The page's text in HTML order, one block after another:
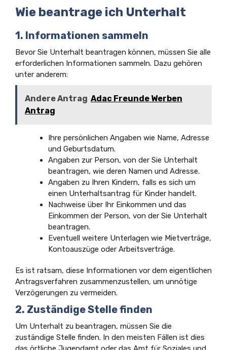
Wie beantrage ich Unterhalt
1. Informationen sammeln
Bevor Sie Unterhalt beantragen können, müssen Sie alle
erforderlichen Informationen sammeln. Dazu gehören
unter anderem:
Andere Antrag Adac Freunde Werben
Antrag
Ihre persönlichen Angaben wie Name, Adresse
und Geburtsdatum.
Angaben zur Person, von der Sie Unterhalt
beantragen, wie deren Namen und Adresse.
Angaben zu Ihren Kindern, falls es sich um
einen Unterhaltsantrag für Kinder handelt.
Nachweise über Ihr Einkommen und das
Einkommen der Person, von der Sie Unterhalt
beantragen.
Eventuell weitere Unterlagen wie Mietverträge,
Kontoauszüge oder Arbeitsverträge.
Es ist ratsam, diese Informationen vor dem eigentlichen
Antragsverfahren zusammenzustellen, um unnötige
Verzögerungen zu vermeiden.
2. Zuständige Stelle finden
Um Unterhalt zu beantragen, müssen Sie die
zuständige Stelle finden. In den meisten Fällen ist dies